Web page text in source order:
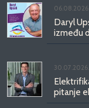
06.08.2026.
Daryl
između
30.07.2026.
pitanje